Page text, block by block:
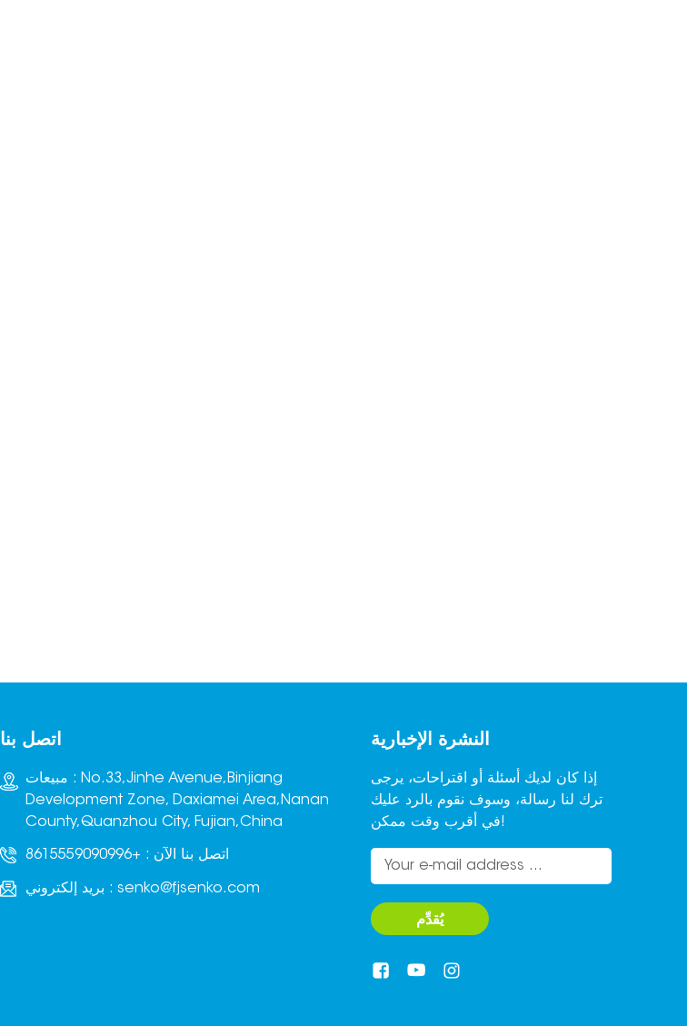
اتصل بنا
مبيعات : No.33,Jinhe Avenue,Binjiang
Development Zone, Daxiamei Area,Nanan
County,Quanzhou City, Fujian,China
اتصل بنا الآن : +8615559090996
بريد إلكتروني : senko@fjsenko.com
النشرة الإخبارية
إذا كان لديك أسئلة أو اقتراحات، يرجى
ترك لنا رسالة، وسوف نقوم بالرد عليك
في أقرب وقت ممكن!
يُقدِّم